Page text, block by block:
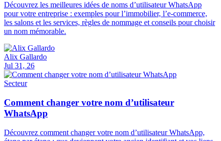
Découvrez les meilleures idées de noms d’utilisateur WhatsApp
pour votre entreprise : exemples pour l’immobilier, l’e-commerce,
les salons et les services, règles de nommage et conseils pour choisir
un nom mémorable.
Alix Gallardo
Jul 31, 26
Secteur
Comment changer votre nom d’utilisateur
WhatsApp
Découvrez comment changer votre nom d’utilisateur WhatsApp,